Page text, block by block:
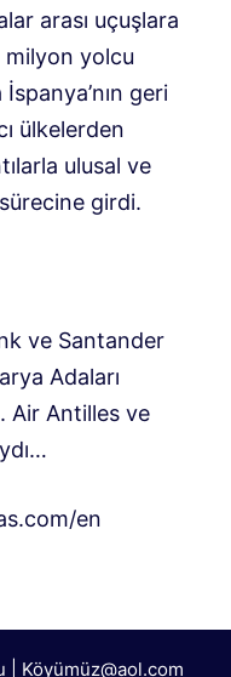
arası uçuşlara
milyon yolcu
geri
ülkelerden
ulusal ve
girdi.
ve Santander
Adaları
Air Antilles ve
en
| Köyümüz@aol.com